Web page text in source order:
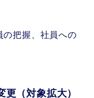
の把握、社員への
（対象拡大）